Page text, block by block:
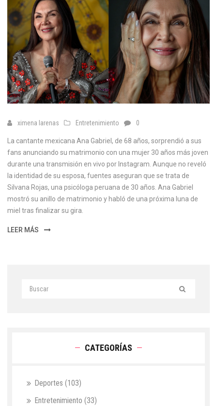
ximena larenas Entretenimiento 0
La cantante mexicana Ana Gabriel, de 68 años, sorprendió a sus
fans anunciando su matrimonio con una mujer 30 años más joven
durante una transmisión en vivo por Instagram. Aunque no reveló
la identidad de su esposa, fuentes aseguran que se trata de
Silvana Rojas, una psicóloga peruana de 30 años. Ana Gabriel
mostró su anillo de matrimonio y habló de una próxima luna de
miel tras finalizar su gira.
LEER MÁS
CATEGORÍAS
Deportes (103)
Entretenimiento (33)